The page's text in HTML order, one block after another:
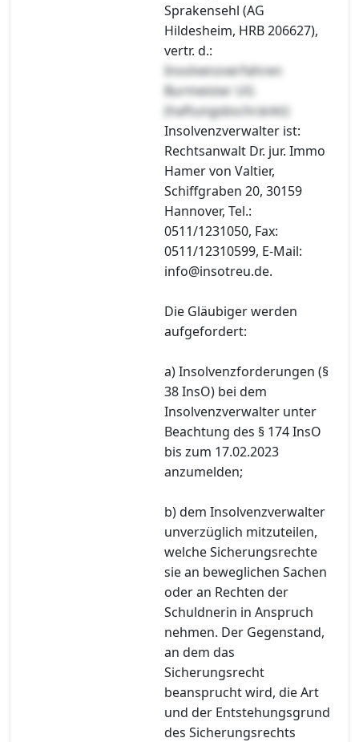
Sprakensehl (AG
Hildesheim, HRB 206627),
vertr. d.:
Insolvenzverfahren
Burmeister UG
(haftungsbschränkt)
Insolvenzverwalter ist:
Rechtsanwalt Dr. jur. Immo
Hamer von Valtier,
Schiffgraben 20, 30159
Hannover, Tel.:
0511/1231050, Fax:
0511/12310599, E-Mail:
info@insotreu.de.
Die Gläubiger werden
aufgefordert:
a) Insolvenzforderungen (§
38 InsO) bei dem
Insolvenzverwalter unter
Beachtung des § 174 InsO
bis zum 17.02.2023
anzumelden;
b) dem Insolvenzverwalter
unverzüglich mitzuteilen,
welche Sicherungsrechte
sie an beweglichen Sachen
oder an Rechten der
Schuldnerin in Anspruch
nehmen. Der Gegenstand,
an dem das
Sicherungsrecht
beansprucht wird, die Art
und der Entstehungsgrund
des Sicherungsrechts